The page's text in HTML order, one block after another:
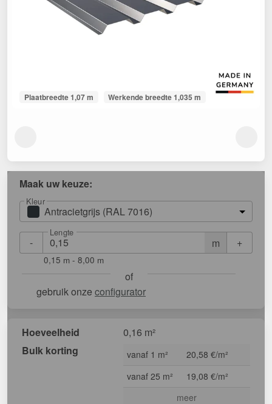
Plaatbreedte 1,07 m Werkende breedte 1,035 m
Maak uw keuze:
Kleur
Antracietgrijs (RAL 7016)
- m
Lengte
+
0,15 m - 8,00 m
of
gebruik onze configurator
Hoeveelheid
0,16 m²
Bulk korting
vanaf 1 m²
20,58 €/m²
vanaf 25 m²
19,08 €/m²
meer